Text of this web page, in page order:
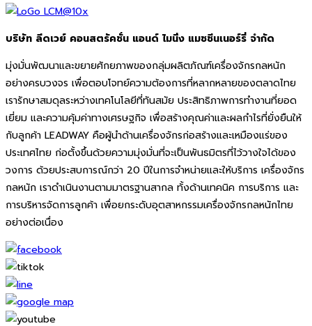
บริษัท ลีดเวย์ คอนสตรัคชั่น แอนด์ ไมนิ่ง แมชชีนเนอร์รี่ จำกัด
มุ่งมั่นพัฒนาและขยายศักยภาพของกลุ่มผลิตภัณฑ์เครื่องจักรกลหนัก
อย่างครบวงจร เพื่อตอบโจทย์ความต้องการที่หลากหลายของตลาดไทย
เรารักษาสมดุลระหว่างเทคโนโลยีที่ทันสมัย ประสิทธิภาพการทำงานที่ยอด
เยี่ยม และความคุ้มค่าทางเศรษฐกิจ เพื่อสร้างคุณค่าและผลกำไรที่ยั่งยืนให้
กับลูกค้า LEADWAY คือผู้นำด้านเครื่องจักรก่อสร้างและเหมืองแร่ของ
ประเทศไทย ก่อตั้งขึ้นด้วยความมุ่งมั่นที่จะเป็นพันธมิตรที่ไว้วางใจได้ของ
วงการ ด้วยประสบการณ์กว่า 20 ปีในการจำหน่ายและให้บริการ เครื่องจักร
กลหนัก เราดำเนินงานตามมาตรฐานสากล ทั้งด้านเทคนิค การบริการ และ
การบริหารจัดการลูกค้า เพื่อยกระดับอุตสาหกรรมเครื่องจักรกลหนักไทย
อย่างต่อเนื่อง